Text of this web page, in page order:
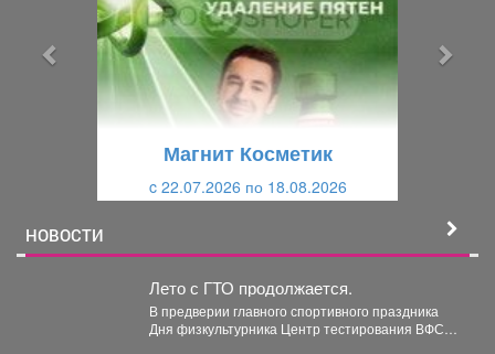
Магнит Косметик
c 22.07.2026 по 18.08.2026
НОВОСТИ
Лето с ГТО продолжается.
В предверии главного спортивного праздника
Дня физкультурника Центр тестирования ВФСК